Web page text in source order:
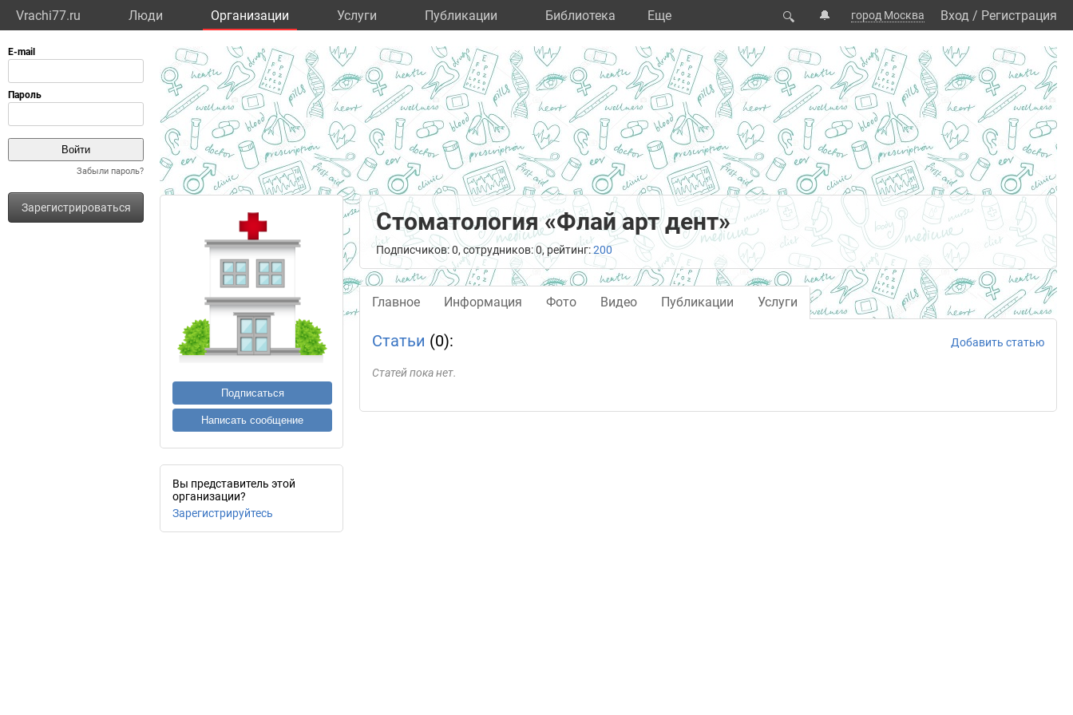
Vrachi77.ru Люди Организации Услуги Публикации Библиотека Eще 🔍 🔔 город Москва Вход / Регистрация
Забыли пароль?
Зарегистрироваться
Подписаться
Написать сообщение
Вы представитель этой
организации?
Зарегистрируйтесь
Стоматология «Флай арт дент»
Подписчиков: 0, сотрудников: 0, рейтинг:200
Главное Информация Фото Видео Публикации Услуги
Статьи (0): Добавить статью
Статей пока нет.